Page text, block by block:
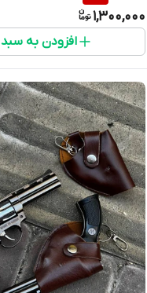
1,300,000
افزودن به سبد